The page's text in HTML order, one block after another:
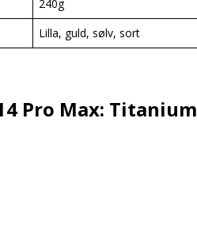
240g
Lilla, guld, sølv, sort
Pro Max: Titanium